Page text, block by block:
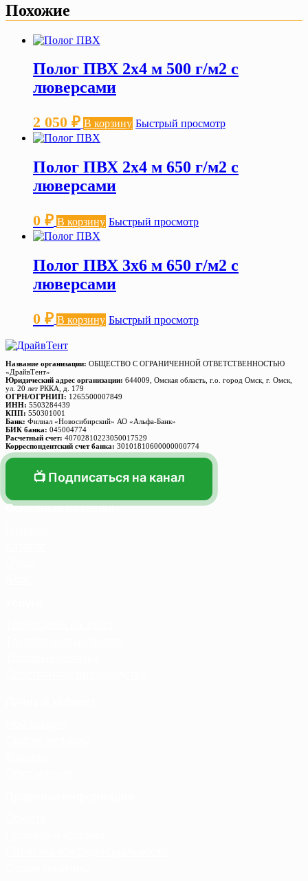
Похожие
Полог ПВХ 2х4 м 500 г/м2 с
люверсами
2 050 ₽ В корзину Быстрый просмотр
Полог ПВХ 2х4 м 650 г/м2 с
люверсами
0 ₽ В корзину Быстрый просмотр
Полог ПВХ 3х6 м 650 г/м2 с
люверсами
0 ₽ В корзину Быстрый просмотр
Название организации: ОБЩЕСТВО С ОГРАНИЧЕННОЙ ОТВЕТСТВЕННОСТЬЮ
«ДрайвТент»
Юридический адрес организации: 644009, Омская область, г.о. город Омск, г. Омск,
ул. 20 лет РККА, д. 179
ОГРН/ОГРНИП: 1265500007849
ИНН: 5503284439
КПП: 550301001
Банк: Филиал «Новосибирский» АО «Альфа-Банк»
БИК банка: 045004774
Расчетный счет: 40702810223050017529
Корреспондентский счет банка: 30101810600000000774
📺 Подписаться на канал
Основные разделы